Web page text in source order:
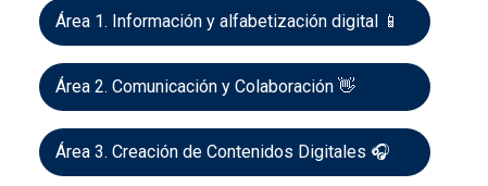
Área 1. Información y alfabetización digital 📱
Área 2. Comunicación y Colaboración 👋
Área 3. Creación de Contenidos Digitales 🎧